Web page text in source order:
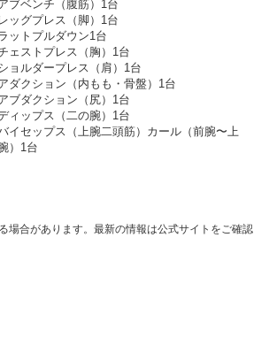
ブベンチ（腹筋）1台
レッグプレス（脚）1台
ットプルダウン1台
ェストプレス（胸）1台
ョルダープレス（肩）1台
ダクション（内もも・骨盤）1台
ブダクション（尻）1台
ィップス（二の腕）1台
イセップス（上腕二頭筋）カール（前腕〜上
）1台
場合があります。最新の情報は公式サイトをご確認